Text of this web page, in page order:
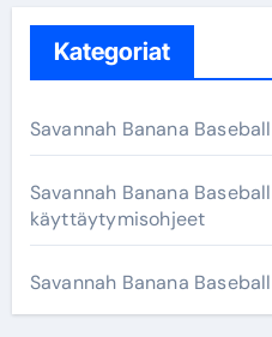
Kategoriat
Savannah Banana
Savannah Banana
käyttäytymisohjeet
Savannah Banana